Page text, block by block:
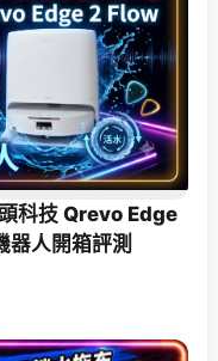
科技 Qrevo Edge
器人開箱評測